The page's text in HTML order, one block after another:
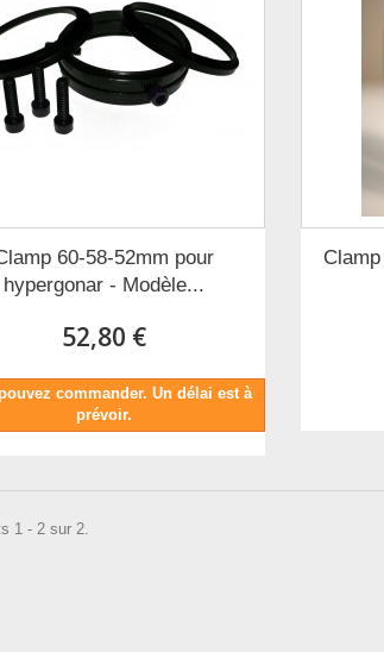
60-58-52mm pour
hypergonar - Modèle...
52,80 €
commander. Un délai est à
prévoir.
1 - 2 sur 2.